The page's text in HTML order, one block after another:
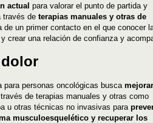
actual para valorar el punto de partida y
través de terapias manuales y otras de
de un primer contacto en el que conocer
crear una relación de confianza y
para personas oncológicas busca
de terapias manuales y otras como
u otras técnicas no invasivas para
musculoesquelético y recuperar los